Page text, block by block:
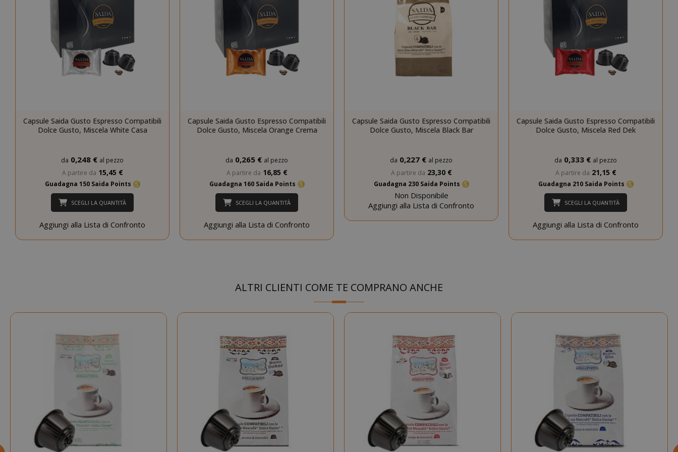
Capsule Saida Gusto Espresso Compatibili
Dolce Gusto, Miscela White Casa
da 0,248 € al pezzo
A partire da 15,45 €
Guadagna 150 Saida Points
SCEGLI LA QUANTITÀ
Aggiungi alla Lista di Confronto
Capsule Saida Gusto Espresso Compatibili
Dolce Gusto, Miscela Orange Crema
da 0,265 € al pezzo
A partire da 16,85 €
Guadagna 160 Saida Points
SCEGLI LA QUANTITÀ
Aggiungi alla Lista di Confronto
Capsule Saida Gusto Espresso Compatibili
Dolce Gusto, Miscela Black Bar
da 0,227 € al pezzo
A partire da 23,30 €
Guadagna 230 Saida Points
Non Disponibile
Aggiungi alla Lista di Confronto
Capsule Saida Gusto Espresso Compatibili
Dolce Gusto, Miscela Red Dek
da 0,333 € al pezzo
A partire da 21,15 €
Guadagna 210 Saida Points
SCEGLI LA QUANTITÀ
Aggiungi alla Lista di Confronto
ALTRI CLIENTI COME TE COMPRANO ANCHE
CookieScriptConsent
4
ricordare le
funzioni
correttamente.
SADEVSESSID
.www.saidagustoespresso.com
(_GRECAPTCHA)
quando viene
mage-cache-sessid
www.saidagustoespresso.com
59 minuti
55 secondi
Google Privacy Policy